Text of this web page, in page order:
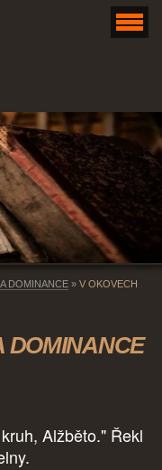
DOMINANCE » V OKOVECH
DOMINANCE
Alžběto." Řekl